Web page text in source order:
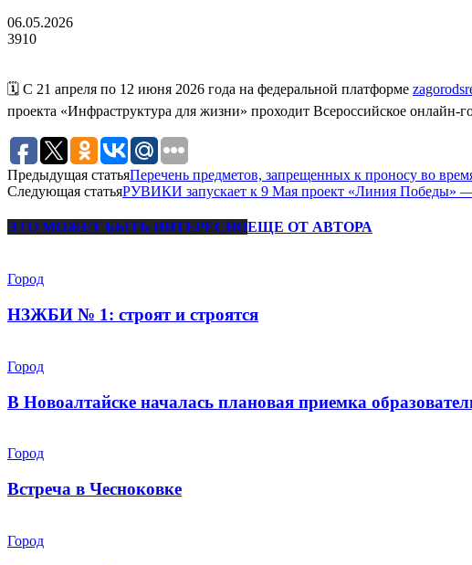
06.05.2026
3910
🗓️ С 21 апреля по 12 июня 2026 года на федеральной платформе
проекта «Инфраструктура для жизни» проходит Всероссийское онлайн-
Предыдущая статьяПеречень предметов, запрещенных к проносу во
Следующая статьяРУВИКИ запускает к 9 Мая проект «Линия Победы»
ЭТО МОЖЕТ БЫТЬ ИНТЕРЕСНОЕЩЕ ОТ АВТОРА
Город
НЗЖБИ № 1: строят и строятся
Город
В Новоалтайске началась плановая приемка
Город
Встреча в Чесноковке
Город